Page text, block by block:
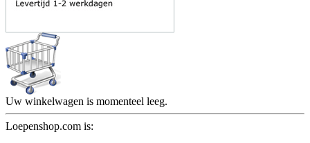
Uw winkelwagen is momenteel leeg.
Loepenshop.com is: